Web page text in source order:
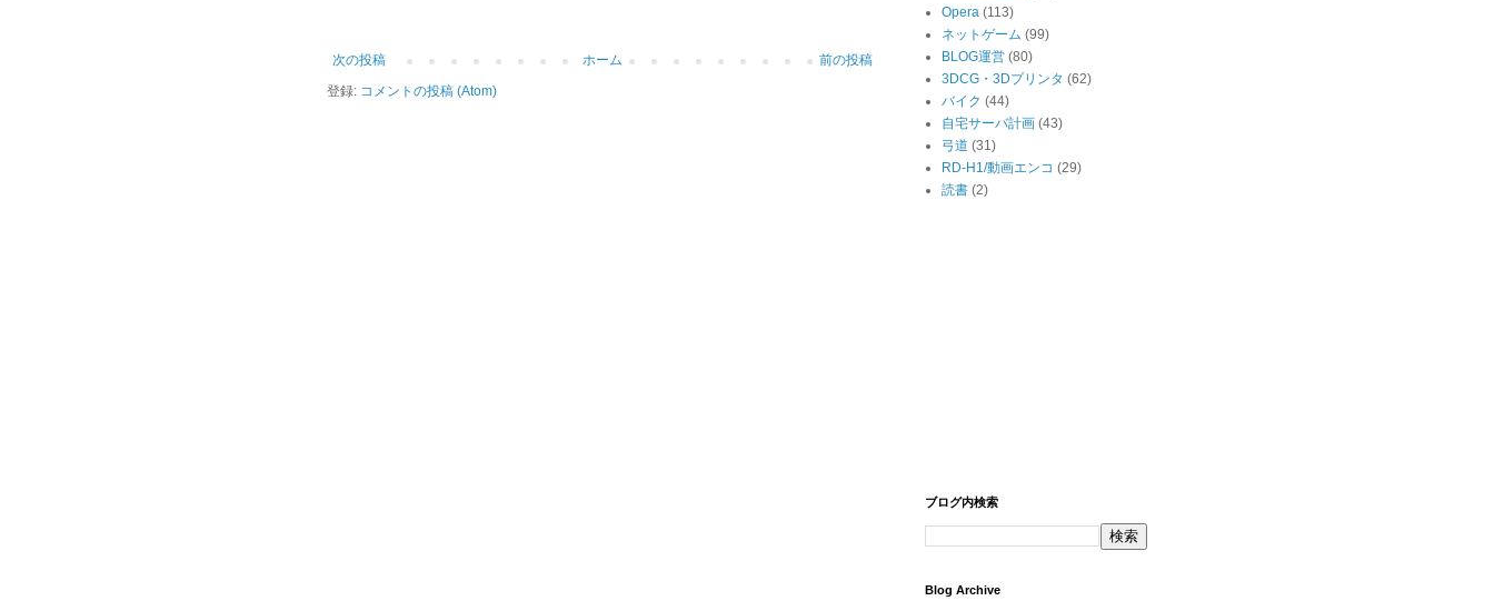
次の投稿 前の投稿
ホーム
登録: コメントの投稿 (Atom)
Opera (113)
ネットゲーム (99)
BLOG運営 (80)
3DCG・3Dプリンタ (62)
バイク (44)
自宅サーバ計画 (43)
弓道 (31)
RD-H1/動画エンコ (29)
読書 (2)
ブログ内検索
Blog Archive